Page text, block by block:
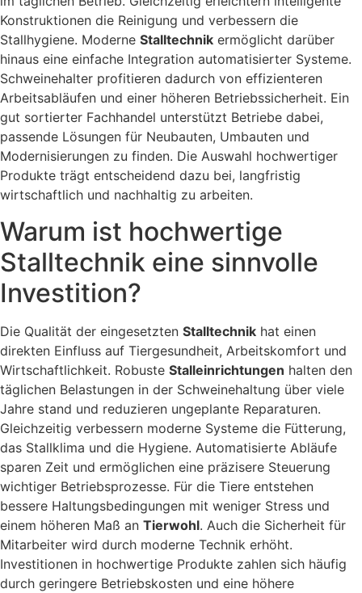
Konstruktionen die Reinigung und verbessern die
Stallhygiene. Moderne Stalltechnik ermöglicht darüber
hinaus eine einfache Integration automatisierter Systeme.
Schweinehalter profitieren dadurch von effizienteren
Arbeitsabläufen und einer höheren Betriebssicherheit. Ein
gut sortierter Fachhandel unterstützt Betriebe dabei,
passende Lösungen für Neubauten, Umbauten und
Modernisierungen zu finden. Die Auswahl hochwertiger
Produkte trägt entscheidend dazu bei, langfristig
wirtschaftlich und nachhaltig zu arbeiten.
Warum ist hochwertige
Stalltechnik eine sinnvolle
Investition?
Die Qualität der eingesetzten Stalltechnik hat einen
direkten Einfluss auf Tiergesundheit, Arbeitskomfort und
Wirtschaftlichkeit. Robuste Stalleinrichtungen halten den
täglichen Belastungen in der Schweinehaltung über viele
Jahre stand und reduzieren ungeplante Reparaturen.
Gleichzeitig verbessern moderne Systeme die Fütterung,
das Stallklima und die Hygiene. Automatisierte Abläufe
sparen Zeit und ermöglichen eine präzisere Steuerung
wichtiger Betriebsprozesse. Für die Tiere entstehen
bessere Haltungsbedingungen mit weniger Stress und
einem höheren Maß an Tierwohl. Auch die Sicherheit für
Mitarbeiter wird durch moderne Technik erhöht.
Investitionen in hochwertige Produkte zahlen sich häufig
durch geringere Betriebskosten und eine höhere